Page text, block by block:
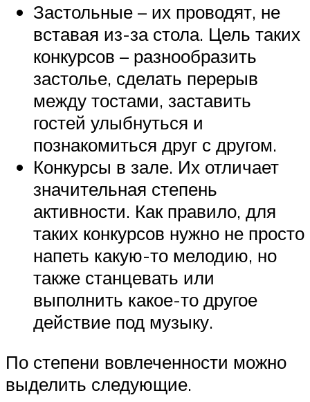
Застольные – их проводят, не
вставая из-за стола. Цель таких
конкурсов – разнообразить
застолье, сделать перерыв
между тостами, заставить
гостей улыбнуться и
познакомиться друг с другом.
Конкурсы в зале. Их отличает
значительная степень
активности. Как правило, для
таких конкурсов нужно не просто
напеть какую-то мелодию, но
также станцевать или
выполнить какое-то другое
действие под музыку.
По степени вовлеченности можно
выделить следующие.